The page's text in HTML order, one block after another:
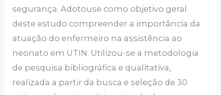
segurança. Adotouse como objetivo geral
deste estudo compreender a importância da
atuação do enfermeiro na assistência ao
neonato em UTIN. Utilizou-se a metodologia
de pesquisa bibliográfica e qualitativa,
realizada a partir da busca e seleção de 30